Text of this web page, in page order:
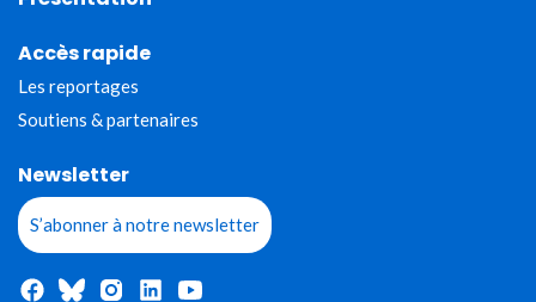
Accès rapide
Les reportages
Soutiens & partenaires
Newsletter
S’abonner à notre newsletter